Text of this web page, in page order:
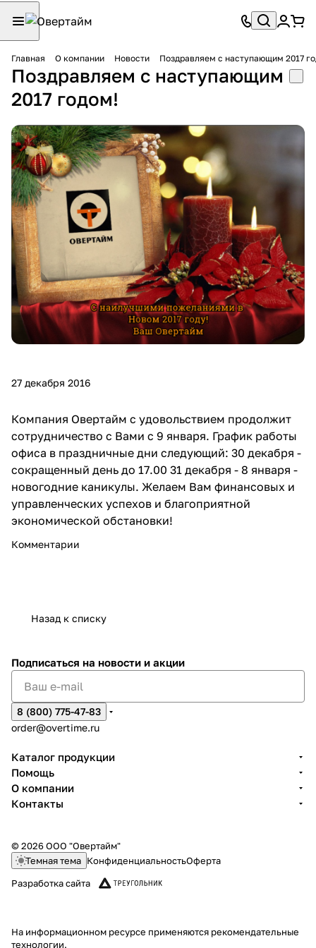
Главная О компании Новости Поздравляем с наступающим 2017
Поздравляем с наступающим
2017 годом!
27 декабря 2016
Компания Овертайм с удовольствием продолжит
сотрудничество с Вами с 9 января. График работы
офиса в праздничные дни следующий: 30 декабря -
сокращенный день до 17.00 31 декабря - 8 января -
новогодние каникулы. Желаем Вам финансовых и
управленческих успехов и благоприятной
экономической обстановки!
Комментарии
Назад к списку
Подписаться на новости и акции
8 (800) 775-47-83
order@overtime.ru
Каталог продукции
Помощь
О компании
Контакты
© 2026 ООО "Овертайм"
Темная тема КонфиденциальностьОферта
Разработка сайта
На информационном ресурсе применяются рекомендательные
технологии.